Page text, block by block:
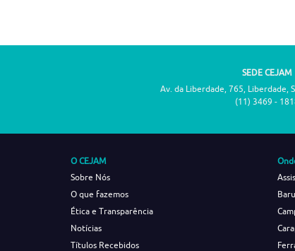
SEDE CEJAM
Av. da Liberdade, 765, Liberdade,
(11) 3469 -
O CEJAM
Sobre Nós
O que fazemos
Ética e Transparência
Notícias
Títulos Recebidos
Assis